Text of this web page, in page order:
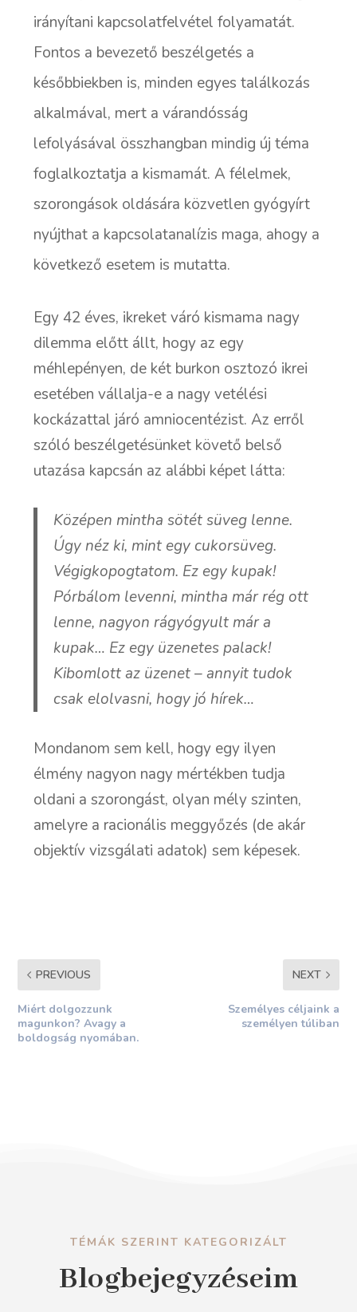
irányítani kapcsolatfelvétel folyamatát.
Fontos a bevezető beszélgetés a
későbbiekben is, minden egyes találkozás
alkalmával, mert a várandósság
lefolyásával összhangban mindig új téma
foglalkoztatja a kismamát. A félelmek,
szorongások oldására közvetlen gyógyírt
nyújthat a kapcsolatanalízis maga, ahogy a
következő esetem is mutatta.
Egy 42 éves, ikreket váró kismama nagy
dilemma előtt állt, hogy az egy
méhlepényen, de két burkon osztozó ikrei
esetében vállalja-e a nagy vetélési
kockázattal járó amniocentézist. Az erről
szóló beszélgetésünket követő belső
utazása kapcsán az alábbi képet látta:
Középen mintha sötét süveg lenne.
Úgy néz ki, mint egy cukorsüveg.
Végigkopogtatom. Ez egy kupak!
Pórbálom levenni, mintha már rég ott
lenne, nagyon rágyógyult már a
kupak… Ez egy üzenetes palack!
Kibomlott az üzenet – annyit tudok
csak elolvasni, hogy jó hírek…
Mondanom sem kell, hogy egy ilyen
élmény nagyon nagy mértékben tudja
oldani a szorongást, olyan mély szinten,
amelyre a racionális meggyőzés (de akár
objektív vizsgálati adatok) sem képesek.
PREVIOUS
Miért dolgozzunk
magunkon? Avagy a
boldogság nyomában.
NEXT
Személyes céljaink a
személyen túliban
TÉMÁK SZERINT KATEGORIZÁLT
Blogbejegyzéseim